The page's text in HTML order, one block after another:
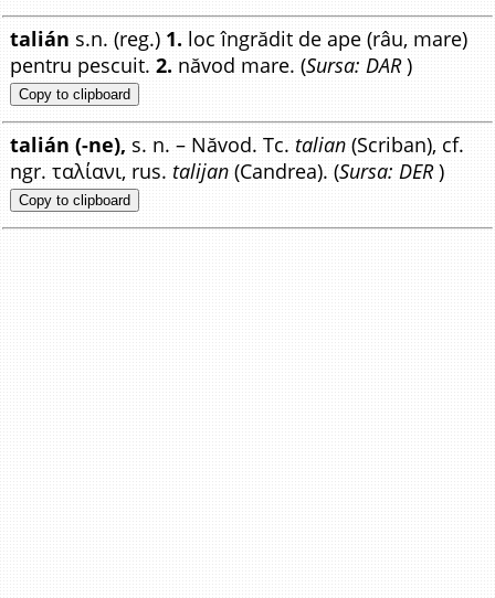
talián s.n. (reg.) 1. loc îngrădit de ape (râu, mare)
pentru pescuit.2. năvod mare. (Sursa: DAR)
Copy to clipboard
talián (-ne), s. n. – Năvod. Tc. talian (Scriban), cf.
ngr. ταλίανι, rus. talijan (Candrea). (Sursa: DER)
Copy to clipboard